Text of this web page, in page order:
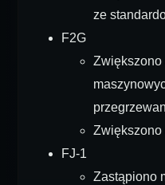
ze
F2G
Zwiększono
Zwiększono
FJ-1
Zastąpiono